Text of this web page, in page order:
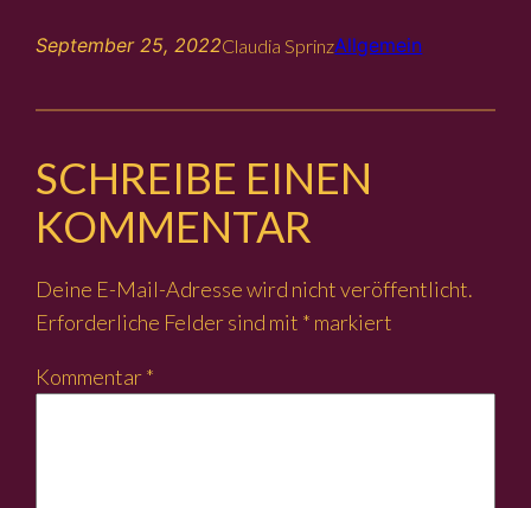
September 25, 2022Claudia SprinzAllgemein
SCHREIBE EINEN
KOMMENTAR
Deine E-Mail-Adresse wird nicht veröffentlicht.
Erforderliche Felder sind mit * markiert
Kommentar*